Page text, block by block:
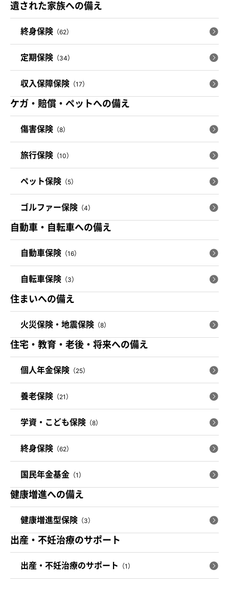
遺された家族への備え
終身保険 （62）
定期保険 （34）
収入保障保険 （17）
ケガ・賠償・ペットへの備え
傷害保険 （8）
旅行保険 （10）
ペット保険 （5）
ゴルファー保険 （4）
自動車・自転車への備え
自動車保険 （16）
自転車保険 （3）
住まいへの備え
火災保険・地震保険 （8）
住宅・教育・老後・将来への備え
個人年金保険 （25）
養老保険 （21）
学資・こども保険 （8）
終身保険 （62）
国民年金基金 （1）
健康増進への備え
健康増進型保険 （3）
出産・不妊治療のサポート
出産・不妊治療のサポート （1）